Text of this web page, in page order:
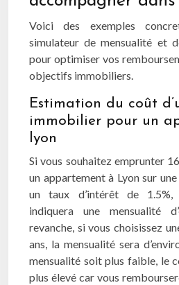
Voici des exemples
simulateur de mensualité et
pour optimiser vos
objectifs immobiliers.
Estimation du coût
immobilier pour un
lyon
Si vous souhaitez emprunter
un appartement à Lyon sur
un taux d’intérêt de 1.5%,
indiquera une mensualité
revanche, si vous choisissez
ans, la mensualité sera
mensualité soit plus faible, le
plus élevé car vous